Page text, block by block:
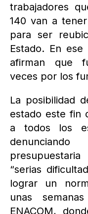
trabajadores
140 van a
para ser
Estado. En
afirman que
veces por los
La posibilidad
estado este fin
a todos los
“serias
lograr un
unas
ENACOM,